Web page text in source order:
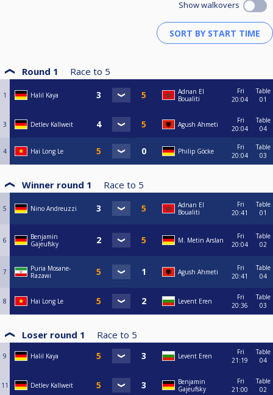
(Änderungen und Ergänzungen bleiben dem Veranstalter vorbehalten)
Show walkovers
Round 1 Race to 5
1 Halil Kaya
Adnan El
Boualiti
Fri
20:04
Table
01
3 Detlev Kallweit Agush Ahmeti
Fri
20:04
Table
04
4 Hai Long Le Philip Göcke
Fri
20:04
Table
03
Winner round 1 Race to 5
5 Nino Andreuzzi
Adnan El
Boualiti
Fri
20:41
Table
01
6
Benjamin
Gajeufsky
M. Metin Arslan
Fri
20:04
Table
02
7
Puria Mosane-
Razawi
Agush Ahmeti
Fri
20:41
Table
04
8 Hai Long Le Levent Eren
Fri
20:36
Table
03
Loser round 1 Race to 5
9 Halil Kaya Levent Eren
Fri
21:19
Table
04
11 Detlev Kallweit
Benjamin
Gajeufsky
Fri
21:00
Table
02